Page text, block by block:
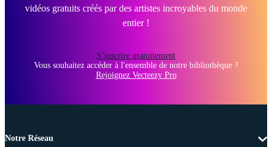
vidéos gratuits créés par des artistes incroyables du monde
entier !
S’inscrire gratuitement
Vous souhaitez accéder à l'ensemble de notre bibliothèque ?
Rejoignez Vecteezy Pro
Notre Réseau